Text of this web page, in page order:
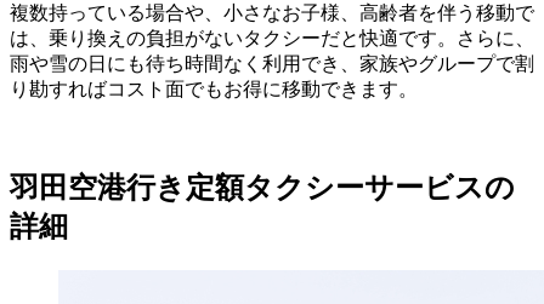
複数持っている場合や、小さなお子様、高齢者を伴う移動で
は、乗り換えの負担がないタクシーだと快適です。さらに、
雨や雪の日にも待ち時間なく利用でき、家族やグループで割
り勘すればコスト面でもお得に移動できます。
羽田空港行き定額タクシーサービスの
詳細